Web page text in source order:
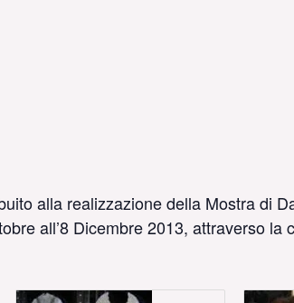
alla realizzazione della Mostra di
all’8 Dicembre 2013, attraverso la